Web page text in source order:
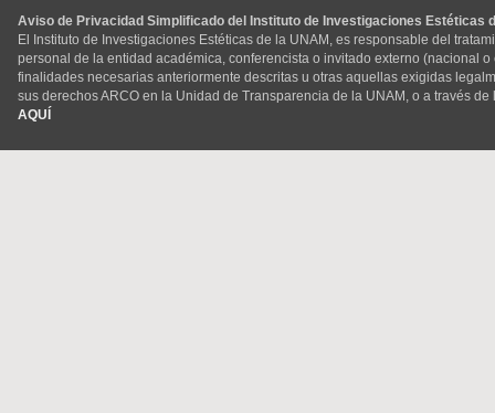
Aviso de Privacidad Simplificado del Instituto de Investigaciones Estéticas
El Instituto de Investigaciones Estéticas de la UNAM, es responsable del
personal de la entidad académica, conferencista o invitado externo (nacional
finalidades necesarias anteriormente descritas u otras aquellas exigidas
sus derechos ARCO en la Unidad de Transparencia de la UNAM, o a través
AQUÍ